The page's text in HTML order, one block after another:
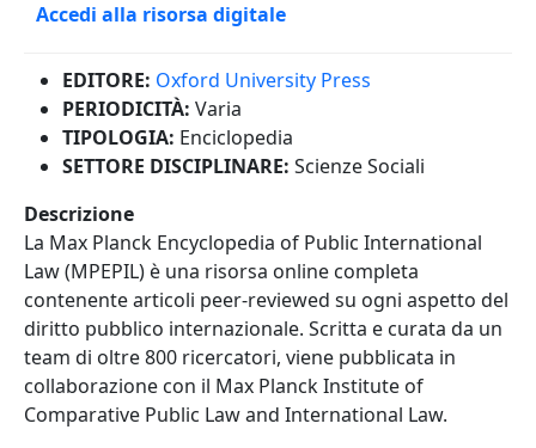
Accedi alla risorsa digitale
EDITORE: Oxford University Press
PERIODICITÀ: Varia
TIPOLOGIA: Enciclopedia
SETTORE DISCIPLINARE: Scienze Sociali
Descrizione
La Max Planck Encyclopedia of Public International
Law (MPEPIL) è una risorsa online completa
contenente articoli peer-reviewed su ogni aspetto del
diritto pubblico internazionale. Scritta e curata da un
team di oltre 800 ricercatori, viene pubblicata in
collaborazione con il Max Planck Institute of
Comparative Public Law and International Law.